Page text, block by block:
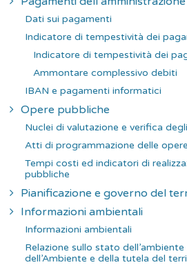
Dati sui pagamenti
Indicatore di tempestività dei
Indicatore di tempestività dei
Ammontare complessivo debiti
IBAN e pagamenti informatici
Opere pubbliche
Nuclei di valutazione e verifica
Atti di programmazione delle
Tempi costi ed indicatori di
pubbliche
Pianificazione e governo del
Informazioni ambientali
Informazioni ambientali
Relazione sullo stato
dell’Ambiente e della tutela del